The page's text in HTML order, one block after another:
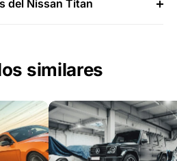
del Nissan Titan
similares